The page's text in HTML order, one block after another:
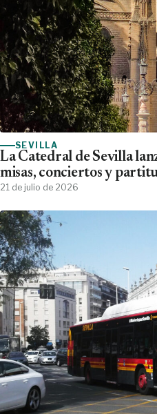
SEVILLA
La Catedral de Sevilla
misas, conciertos y
21 de julio de 2026